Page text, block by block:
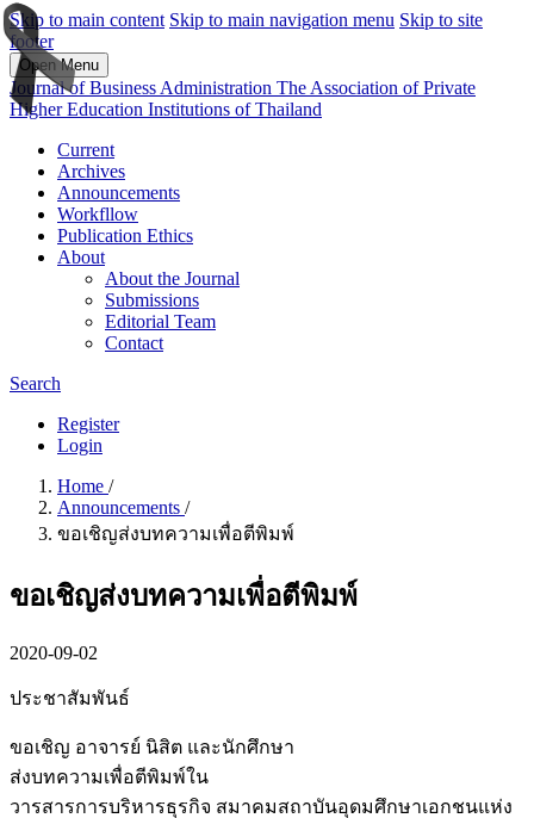
Skip to main content Skip to main navigation menu Skip to site
footer
Open Menu
Journal of Business Administration The Association of Private
Higher Education Institutions of Thailand
Current
Archives
Announcements
Workfllow
Publication Ethics
About
About the Journal
Submissions
Editorial Team
Contact
Search
Register
Login
Home /
Announcements /
ขอเชิญส่งบทความเพื่อตีพิมพ์
ขอเชิญส่งบทความเพื่อตีพิมพ์
2020-09-02
ประชาสัมพันธ์
ขอเชิญ อาจารย์ นิสิต และนักศึกษา
ส่งบทความเพื่อตีพิมพ์ใน
วารสารการบริหารธุรกิจ สมาคมสถาบันอุดมศึกษาเอกชนแห่ง